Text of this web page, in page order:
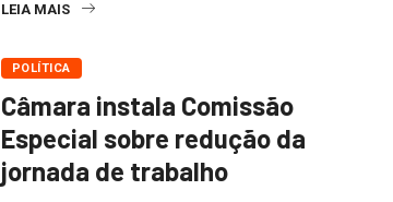
LEIA MAIS
POLÍTICA
Câmara instala Comissão
Especial sobre redução da
jornada de trabalho